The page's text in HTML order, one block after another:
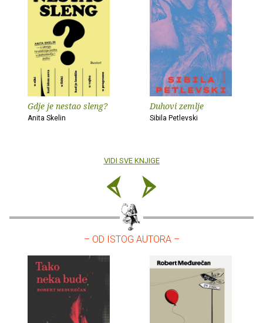
Gdje je nestao sleng?
Anita Skelin
Duhovi zemlje
Sibila Petlevski
VIDI SVE KNJIGE
– OD ISTOG AUTORA –